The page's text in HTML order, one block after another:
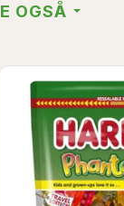
OGSÅ